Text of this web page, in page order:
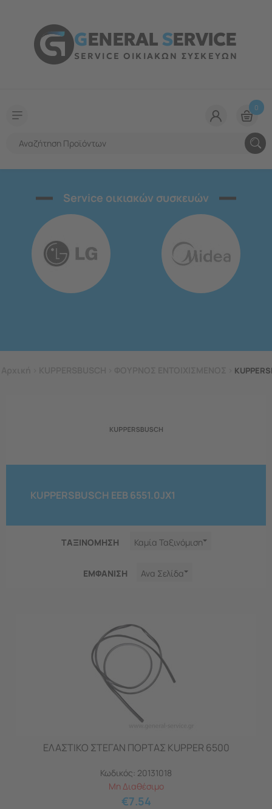
GENERALSERVICE
SERVICE ΟΙΚΙΑΚΩΝ ΣΥΣΚΕΥΩΝ
0
Service οικιακών συσκευών
KUPPERSBUSCH EEB 6551.0JX1
ΤΑΞΙΝΟΜΗΣΗ Καμία Ταξινόμιση
ΕΜΦΑNΙΣΗ Ανα Σελίδα
ΕΛΑΣΤΙΚΟ ΣΤΕΓΑΝ ΠΟΡΤΑΣ KUPPER 6500
Κωδικός: 20131018
Μη Διαθέσιμο
€7.54